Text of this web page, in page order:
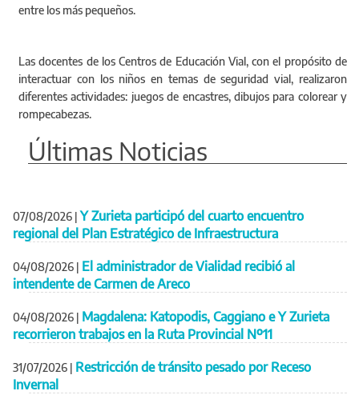
entre los más pequeños.
Las docentes de los Centros de Educación Vial, con el propósito de
interactuar con los niños en temas de seguridad vial, realizaron
diferentes actividades: juegos de encastres, dibujos para colorear y
rompecabezas.
Últimas Noticias
07/08/2026 | Y Zurieta participó del cuarto encuentro
regional del Plan Estratégico de Infraestructura
04/08/2026 | El administrador de Vialidad recibió al
intendente de Carmen de Areco
04/08/2026 | Magdalena: Katopodis, Caggiano e Y Zurieta
recorrieron trabajos en la Ruta Provincial Nº11
31/07/2026 | Restricción de tránsito pesado por Receso
Invernal